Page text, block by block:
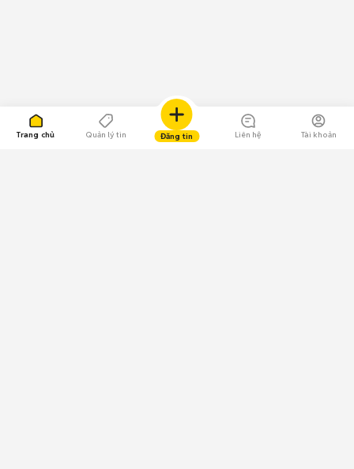
Trang chủ Quản lý tin Đăng tin Liên hệ Tài khoản